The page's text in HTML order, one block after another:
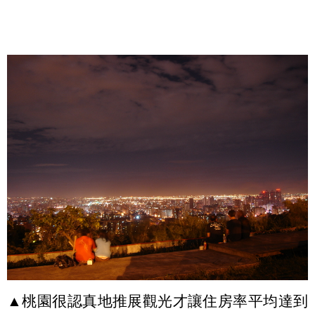
▲桃園很認真地推展觀光才讓住房率平均達到